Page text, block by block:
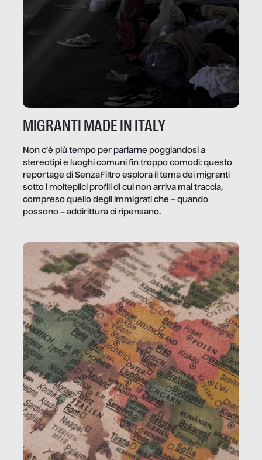
MIGRANTI MADE IN ITALY
Non c’è più tempo per parlarne poggiandosi a
stereotipi e luoghi comuni fin troppo comodi: questo
reportage di SenzaFiltro esplora il tema dei migranti
sotto i molteplici profili di cui non arriva mai traccia,
compreso quello degli immigrati che – quando
possono – addirittura ci ripensano.